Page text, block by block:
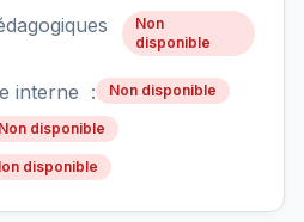
Non
disponible
interne : Non disponible
Non disponible
disponible